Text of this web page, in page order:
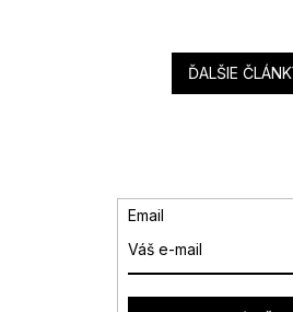
ĎALŠIE
Email